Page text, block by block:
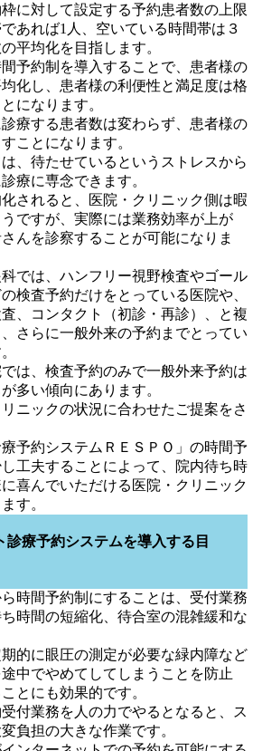
に対して設定する予約患者数の上限
あれば1人、空いている時間帯は３
平均化を目指します。
予約制を導入することで、患者様の
化し、患者様の利便性と満足度は格
になります。
療する患者数は変わらず、患者様の
ことになります。
、待たせているというストレスから
療に専念できます。
されると、医院・クリニック側は暇
ですが、実際には業務効率が上が
んを診察することが可能になりま
では、ハンフリー視野検査やゴール
検査予約だけをとっている医院や、
、コンタクト（初診・再診）、と複
さらに一般外来の予約までとってい
は、検査予約のみで一般外来予約は
多い傾向にあります。
ニックの状況に合わせたご提案をさ
療予約システムＲＥＳＰＯ」の時間予
工夫することによって、院内待ち時
喜んでいただける医院・クリニック
す。
診療予約システムを導入する目
時間予約制にすることは、受付業務
時間の短縮化、待合室の混雑緩和な
的に眼圧の測定が必要な緑内障など
中でやめてしてしまうことを防止
とにも効果的です。
付業務を人の力でやるとなると、ス
負担の大きな作業です。